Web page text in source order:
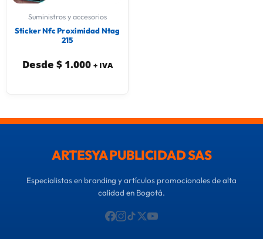
Suministros y accesorios
Sticker Nfc Proximidad Ntag
215
Desde $1.000 + IVA
ARTESYA PUBLICIDAD SAS
Especialistas en branding y artículos promocionales de alta
calidad en Bogotá.